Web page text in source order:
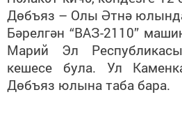
Дөбъяз – Олы Әтнә
Бәрелгән “ВАЗ-2110”
Марий Эл
кешесе була. Ул
Дөбъяз юлына таба бара.